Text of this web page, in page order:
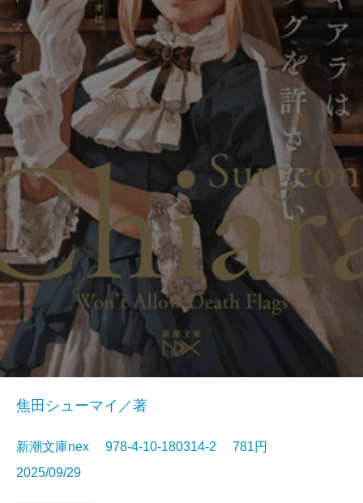
焦田シューマイ／著
新潮文庫nex 978-4-10-180314-2 781円
2025/09/29